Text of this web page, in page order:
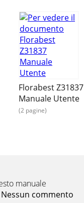
Florabest Z31837
Manuale Utente
(2 pagine)
manuale
Nessun commento